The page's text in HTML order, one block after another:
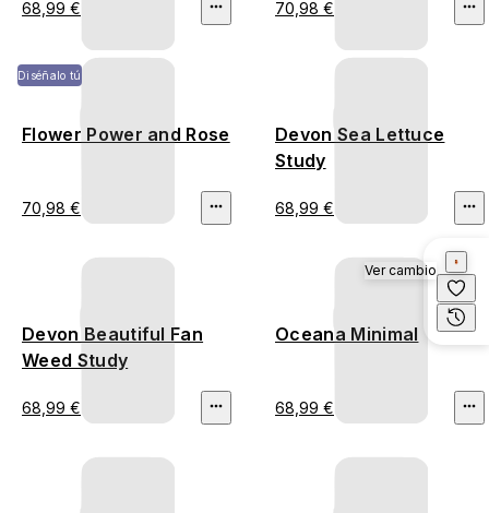
68,99 € 70,98 €
Diséñalo tú
Flower Power and Rose
70,98 €
Devon Sea Lettuce
Study
68,99 €
Devon Beautiful Fan
Weed Study
68,99 €
Oceana Minimal
68,99 €
Ver cambio